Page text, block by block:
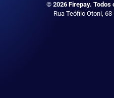
© 2026 Firepay. Todos
Rua Teófilo Otoni, 63